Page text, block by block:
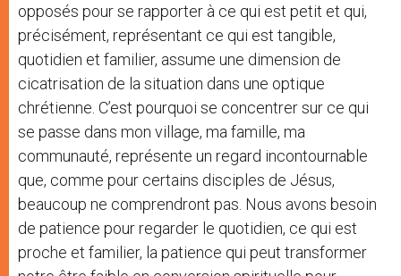
opposés pour se rapporter à ce qui est petit et qui,
précisément, représentant ce qui est tangible,
quotidien et familier, assume une dimension de
cicatrisation de la situation dans une optique
chrétienne. C’est pourquoi se concentrer sur ce qui
se passe dans mon village, ma famille, ma
communauté, représente un regard incontournable
que, comme pour certains disciples de Jésus,
beaucoup ne comprendront pas. Nous avons besoin
de patience pour regarder le quotidien, ce qui est
proche et familier, la patience qui peut transformer